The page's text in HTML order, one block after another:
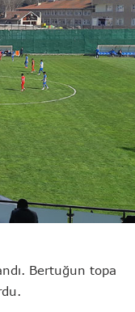
Bertuğun topa